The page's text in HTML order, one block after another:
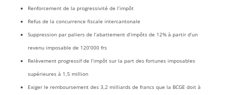
Renforcement de la progressivité de l’impôt
Refus de la concurrence fiscale intercantonale
Suppression par paliers de l’abattement d’impôts de 12% à partir d’un
revenu imposable de 120’000 frs
Relèvement progressif de l’impôt sur la part des fortunes imposables
supérieures à 1,5 million
Exiger le remboursement des 3,2 milliards de francs que la BCGE doit à